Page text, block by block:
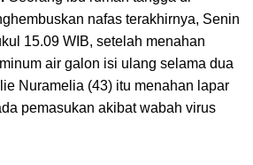
nafas terakhirnya, Senin
15.09 WIB, setelah menahan
air galon isi ulang selama dua
Nuramelia (43) itu menahan lapar
pemasukan akibat wabah virus